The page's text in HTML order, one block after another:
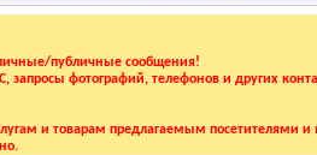
публичные сообщения!
запросы фотографий, телефонов и других
и товарам предлагаемым посетителями